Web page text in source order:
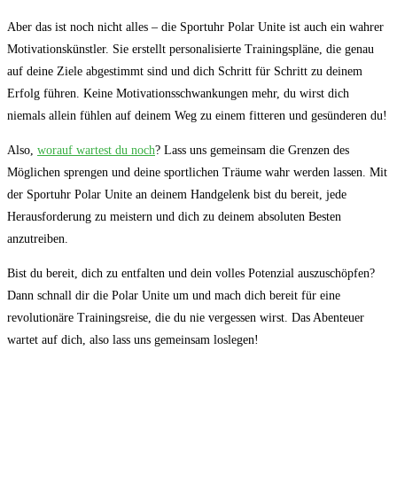
Aber das ist noch ​nicht alles – die Sportuhr Polar⁤ Unite ist auch ein wahrer
⁢Motivationskünstler. Sie erstellt personalisierte Trainingspläne, die genau
auf deine Ziele abgestimmt sind und dich Schritt für Schritt ⁢zu deinem
Erfolg führen. Keine Motivationsschwankungen mehr, du wirst dich
niemals allein fühlen auf deinem Weg zu einem fitteren und gesünderen du!
Also, worauf wartest du noch? Lass uns gemeinsam die Grenzen des
Möglichen sprengen und deine sportlichen Träume wahr werden lassen. Mit
der Sportuhr Polar Unite an deinem Handgelenk bist du bereit, jede
Herausforderung zu meistern und dich zu deinem absoluten​ Besten
anzutreiben.
Bist du bereit, dich zu entfalten und dein ⁤volles Potenzial auszuschöpfen?
Dann schnall dir die Polar Unite um und mach dich bereit für eine
revolutionäre Trainingsreise, die du nie vergessen wirst. Das⁤ Abenteuer
wartet auf dich, ​also lass uns gemeinsam loslegen!